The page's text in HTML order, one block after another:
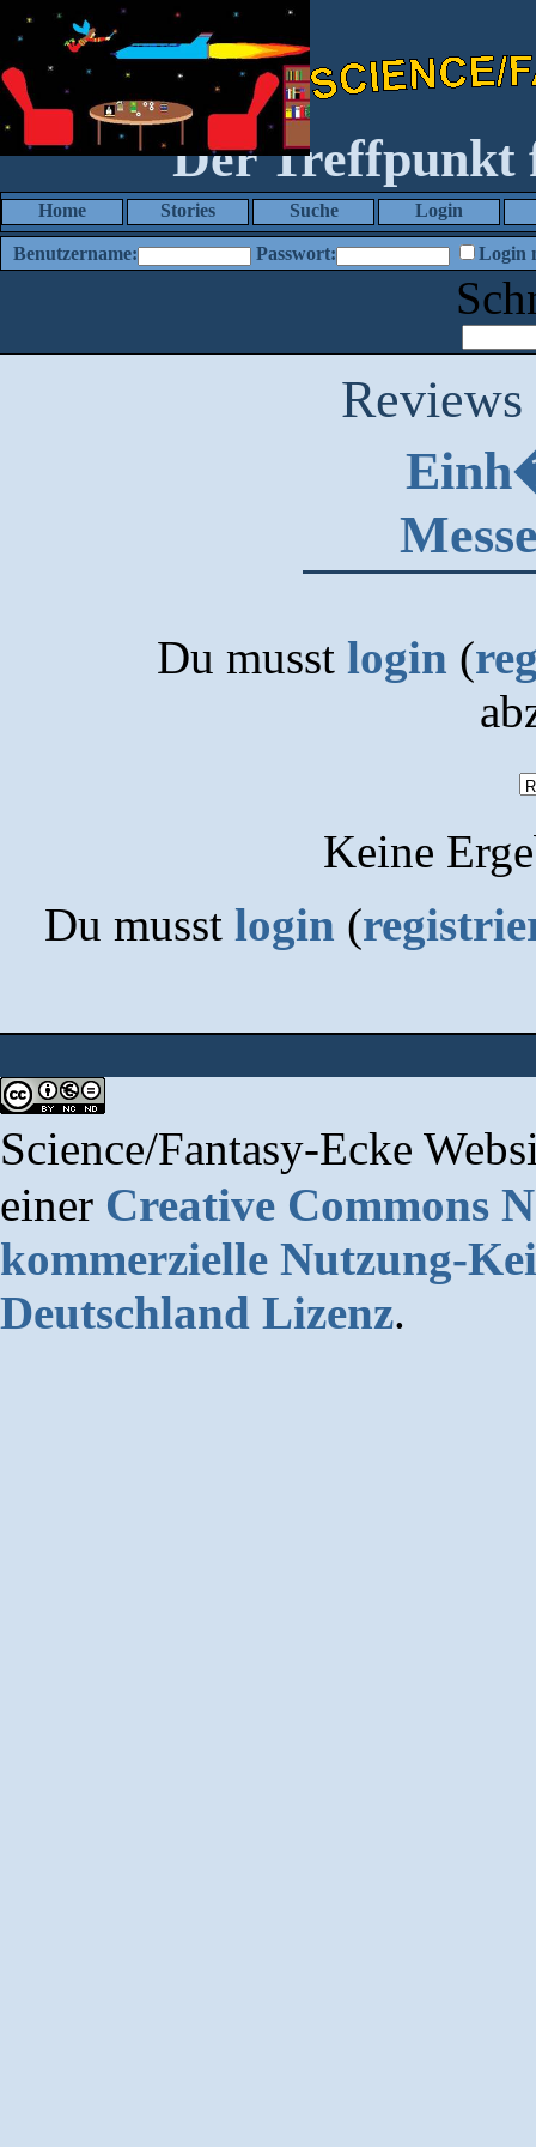
Der Treffpunkt
Home Stories Suche Login
Benutzername: Passwort: Login
Du musst login (
Keine
Du musst login (
Science/Fantasy-Ecke
einer Creative Commons
kommerzielle Nutzung-
Deutschland Lizenz.